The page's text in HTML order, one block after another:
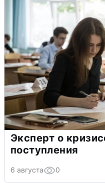
Эксперт о
поступления
6 августа 0